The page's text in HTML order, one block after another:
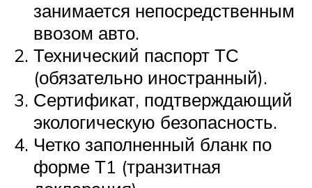
занимается непосредственным
ввозом авто.
Технический паспорт ТС
(обязательно иностранный).
Сертификат, подтверждающий
экологическую безопасность.
Четко заполненный бланк по
форме Т1 (транзитная